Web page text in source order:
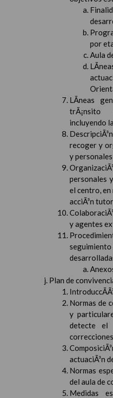
por
Aula
LÃ­neas
trÃ¡nsito
incluyendo
recoger y
y
personales
el centro, en
acciÃ³n
y agentes
seguimiento
Plan de
Normas de
y
detecte el
actuaciÃ³n
Normas
del aula de
Medidas